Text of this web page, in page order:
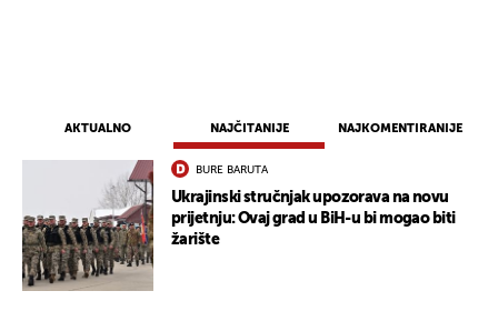
AKTUALNO NAJČITANIJE NAJKOMENTIRANIJE
BURE BARUTA
Ukrajinski stručnjak upozorava na novu
prijetnju: Ovaj grad u BiH-u bi mogao biti
žarište